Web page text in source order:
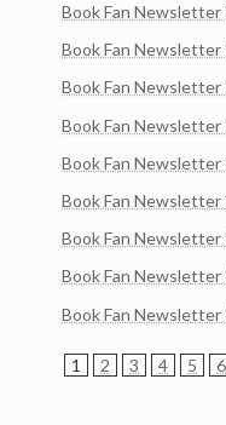
Book Fan Newsletter
Book Fan Newsletter
Book Fan Newsletter
Book Fan Newsletter
Book Fan Newsletter
Book Fan Newsletter
Book Fan Newsletter
Book Fan Newsletter
Book Fan Newsletter
1 2 3 4 5 6